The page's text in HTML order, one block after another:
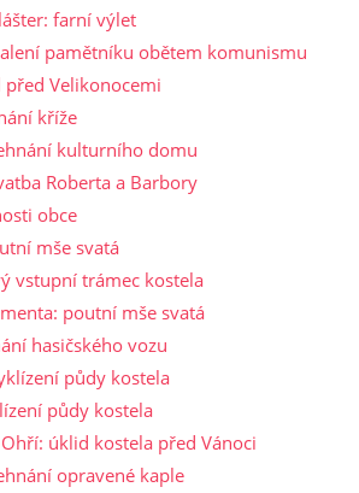
farní výlet
pamětníku obětem komunismu
Velikonocemi
kříže
kulturního domu
Roberta a Barbory
obce
mše svatá
vstupní trámec kostela
poutní mše svatá
hasičského vozu
půdy kostela
půdy kostela
úklid kostela před Vánoci
opravené kaple